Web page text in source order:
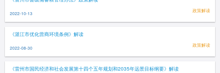
2022-10-13 政策解读
《湛江市优化营商环境条例》解读
2022-08-30 政策解读
《雷州市国民经济和社会发展第十四个五年规划和2035年远景目标纲要》解读